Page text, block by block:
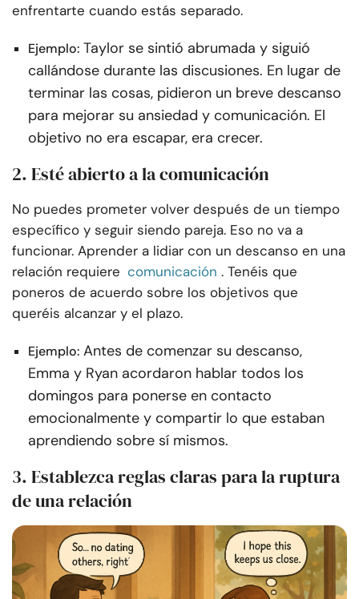
enfrentarte cuando estás separado.
Ejemplo: Taylor se sintió abrumada y siguió
callándose durante las discusiones. En lugar de
terminar las cosas, pidieron un breve descanso
para mejorar su ansiedad y comunicación. El
objetivo no era escapar, era crecer.
2. Esté abierto a la comunicación
No puedes prometer volver después de un tiempo
específico y seguir siendo pareja. Eso no va a
funcionar. Aprender a lidiar con un descanso en una
relación requiere comunicación . Tenéis que
poneros de acuerdo sobre los objetivos que
queréis alcanzar y el plazo.
Ejemplo: Antes de comenzar su descanso,
Emma y Ryan acordaron hablar todos los
domingos para ponerse en contacto
emocionalmente y compartir lo que estaban
aprendiendo sobre sí mismos.
3. Establezca reglas claras para la ruptura
de una relación